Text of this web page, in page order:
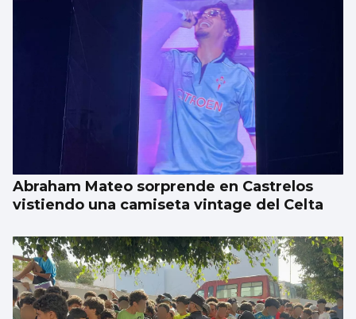
Abraham Mateo sorprende en Castrelos
vistiendo una camiseta vintage del Celta